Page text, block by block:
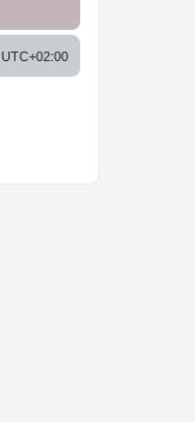
UTC+02:00